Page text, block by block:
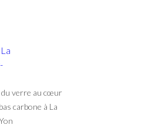
du verre au cœur
carbone à La